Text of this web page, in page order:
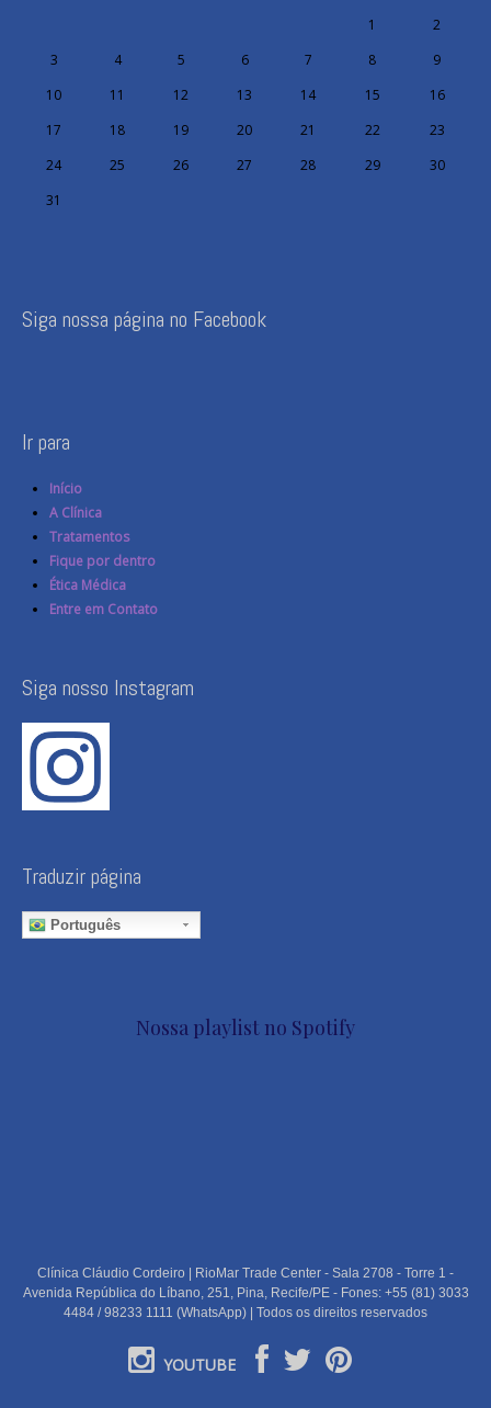
1
2
3
4 5 6 7 8
9
10
11 12 13 14 15
16
17
18 19 20 21 22
23
24
25 26 27 28 29
30
31
Siga nossa página no Facebook
Ir para
Início
A Clínica
Tratamentos
Fique por dentro
Ética Médica
Entre em Contato
Siga nosso Instagram
Traduzir página
Português
Nossa playlist no Spotify
Clínica Cláudio Cordeiro | RioMar Trade Center - Sala 2708 - Torre 1 -
Avenida República do Líbano, 251, Pina, Recife/PE - Fones: +55 (81) 3033
4484 / 98233 1111 (WhatsApp) | Todos os direitos reservados
YOUTUBE